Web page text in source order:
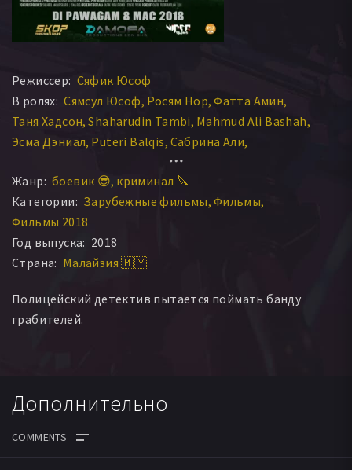
Режиссер: Сяфик Юсоф
В ролях: Сямсул Юсоф Росям Нор Фатта Амин
Таня Хадсон Shaharudin Tambi Mahmud Ali Bashah
Эсма Дэниал Puteri Balqis Сабрина Али
Жанр: боевик 😎 криминал 🔪
Категории: Зарубежные фильмы Фильмы
Фильмы 2018
Год выпуска: 2018
Страна: Малайзия 🇲🇾
Полицейский детектив пытается поймать банду
грабителей.
Дополнительно